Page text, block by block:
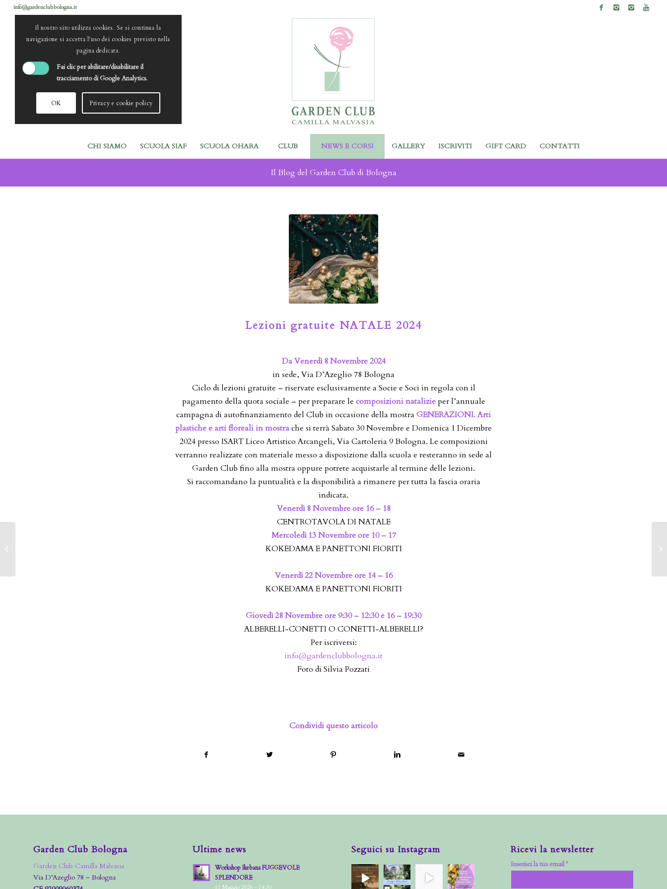
info@gardenclubbologna.it
CHI SIAMO SCUOLA SIAF SCUOLA OHARA CLUB NEWS E CORSI GALLERY ISCRIVITI GIFT CARD CONTATTI
Il Blog del Garden Club di Bologna
Lezioni gratuite NATALE 2024
Da Venerdì 8 Novembre 2024
in sede, Via D’Azeglio 78 Bologna
Ciclo di lezioni gratuite – riservate esclusivamente a Socie e Soci in regola con il
pagamento della quota sociale – per preparare le composizioni natalizieper l’annuale
campagna di autofinanziamento del Club in occasione della mostra GENERAZIONI. Arti
plastiche e arti floreali in mostrache si terrà Sabato 30 Novembre e Domenica 1 Dicembre
2024 presso ISART Liceo Artistico Arcangeli, Via Cartoleria 9 Bologna. Le composizioni
verranno realizzate con materiale messo a disposizione dalla scuola e resteranno in sede al
Garden Club fino alla mostra oppure potrete acquistarle al termine delle lezioni.
Si raccomandano la puntualità e la disponibilità a rimanere per tutta la fascia oraria
indicata.
Venerdì 8 Novembre ore 16 – 18
CENTROTAVOLA DI NATALE
Mercoledì 13 Novembre ore 10 – 17
KOKEDAMA E PANETTONI FIORITI
Venerdì 22 Novembre ore 14 – 16
KOKEDAMA E PANETTONI FIORITI
Giovedì 28 Novembre ore 9:30 – 12:30 e 16 – 19:30
ALBERELLI-CONETTI O CONETTI-ALBERELLI?
Per iscriversi:
info@gardenclubbologna.it
Foto di Silvia Pozzati
Condividi questo articolo
Garden Club Bologna
Garden Club Camilla Malvasia
Via D’Azeglio 78 – Bologna
Ultime news
Workshop Ikebana FUGGEVOLE
SPLENDORE
11 Maggio 2026 - 14:30
Seguici su Instagram Ricevi la newsletter
Inserisci la tua email *
Il nostro sito utilizza cookies. Se si continua la
navigazione si accetta l'uso dei cookies previsto nella
pagina dedicata.
Fai clic per abilitare/disabilitare il
tracciamento di Google Analytics.
OK Privacy e cookie policy